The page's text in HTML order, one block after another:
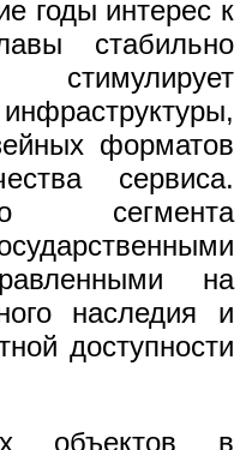
годы интерес к
стабильно
форматов
сервиса.
сегмента
на
наследия и
доступности
объектов в